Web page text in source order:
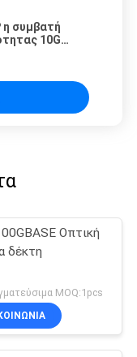
η συμβατή
10G
Οπτική
δέκτη
MOQ:1pcs